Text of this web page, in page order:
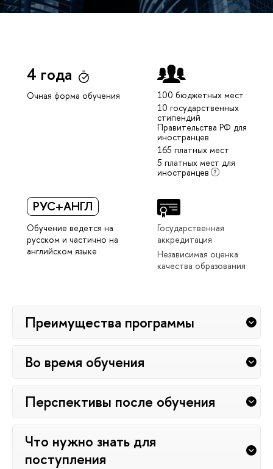
4 года
Очная форма обучения
100 бюджетных мест
10 государственных
стипендий
Правительства РФ для
иностранцев
165 платных мест
5 платных мест для
иностранцев
РУС+АНГЛ
Обучение ведется на
русском и частично на
английском языке
Государственная
аккредитация
Независимая оценка
качества образования
Преимущества программы
Во время обучения
Перспективы после обучения
Что нужно знать для
поступления